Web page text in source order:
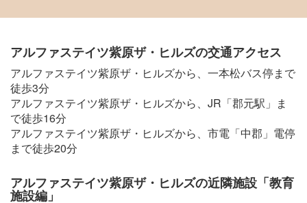
アルファステイツ紫原ザ・ヒルズの交通アクセス
アルファステイツ紫原ザ・ヒルズから、一本松バス停まで
徒歩3分
アルファステイツ紫原ザ・ヒルズから、JR「郡元駅」ま
で徒歩16分
アルファステイツ紫原ザ・ヒルズから、市電「中郡」電停
まで徒歩20分
アルファステイツ紫原ザ・ヒルズの近隣施設「教育
施設編」